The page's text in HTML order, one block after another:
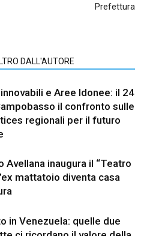
Prefettura
DALL'AUTORE
e Aree Idonee: il 24
il confronto sulle
regionali per il futuro
Avellana inaugura il “Teatro
mattatoio diventa casa
in Venezuela: quelle due